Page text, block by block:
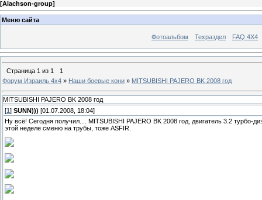
[Alachson-group]
Меню сайта
Фотоальбом Техраздел FAQ 4X4
Страница 1 из 1
1
Форум Израиль 4х4 » Наши боевые кони » MITSUBISHI PAJERO BK 2008 год
MITSUBISHI PAJERO BK 2008 год
[1] SUNN))) [01.07.2008, 18:04]
Ну всё! Сегодня получил.... MITSUBISHI PAJERO BK 2008 год, двигатель 3.2
этой неделе сменю на трубы, тоже ASFIR.